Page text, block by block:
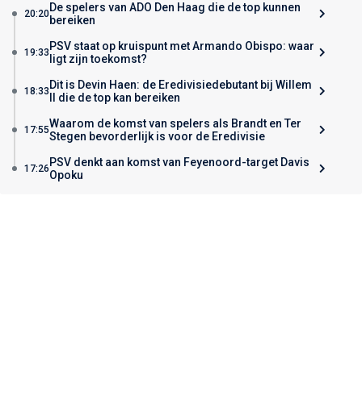
20:20De spelers van ADO Den Haag die de top kunnen
bereiken
19:33 PSV staat op kruispunt met Armando Obispo: waar
ligt zijn toekomst?
18:33 Dit is Devin Haen: de Eredivisiedebutant bij Willem
II die de top kan bereiken
17:55Waarom de komst van spelers als Brandt en Ter
Stegen bevorderlijk is voor de Eredivisie
17:26 PSV denkt aan komst van Feyenoord-target Davis
Opoku